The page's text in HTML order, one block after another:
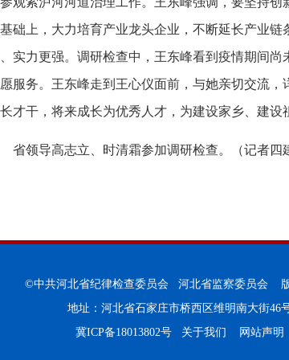
础上，大力培育产业龙头企业，不断延长产业
实力更强。调研检查中，王东峰看到疫情期间
服务。王东峰走到王心仪面前，与她亲切交流，
才干，将来成长为优秀人才，为建设家乡、建设
省领导高志立、时清霜参加调研检查。 （记者四
©中共河北省纪律检查委员会 河北省监察委员会
地址：河北省石家庄市桥西区维明南大街46
冀ICP备18013802号
关于我们 网站声明